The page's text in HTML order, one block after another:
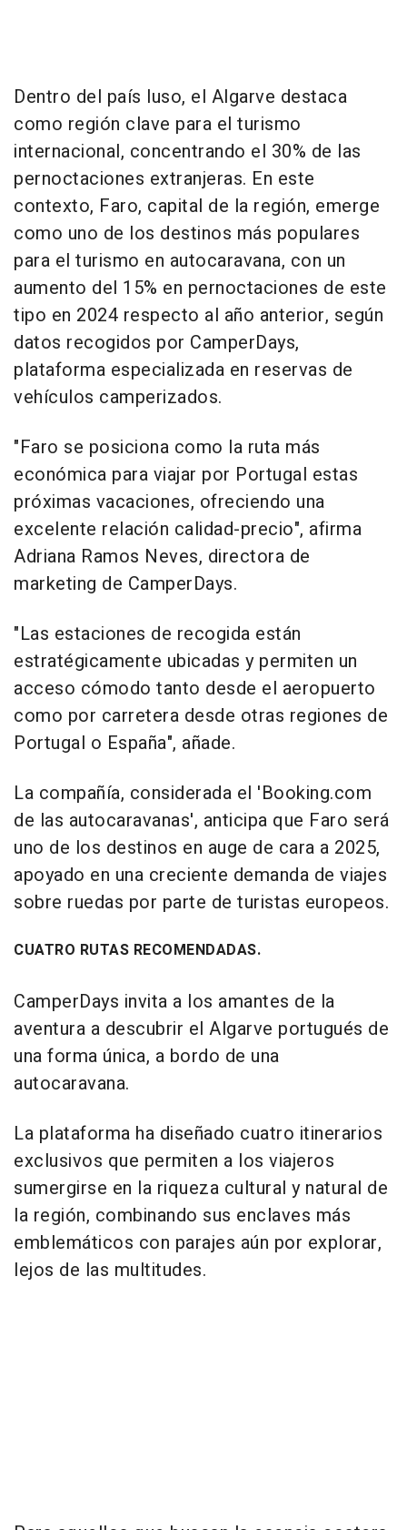
Dentro del país luso, el Algarve destaca
como región clave para el turismo
internacional, concentrando el 30% de las
pernoctaciones extranjeras. En este
contexto, Faro, capital de la región, emerge
como uno de los destinos más populares
para el turismo en autocaravana, con un
aumento del 15% en pernoctaciones de este
tipo en 2024 respecto al año anterior, según
datos recogidos por CamperDays,
plataforma especializada en reservas de
vehículos camperizados.
"Faro se posiciona como la ruta más
económica para viajar por Portugal estas
próximas vacaciones, ofreciendo una
excelente relación calidad-precio", afirma
Adriana Ramos Neves, directora de
marketing de CamperDays.
"Las estaciones de recogida están
estratégicamente ubicadas y permiten un
acceso cómodo tanto desde el aeropuerto
como por carretera desde otras regiones de
Portugal o España", añade.
La compañía, considerada el 'Booking.com
de las autocaravanas', anticipa que Faro será
uno de los destinos en auge de cara a 2025,
apoyado en una creciente demanda de viajes
sobre ruedas por parte de turistas europeos.
CUATRO RUTAS RECOMENDADAS.
CamperDays invita a los amantes de la
aventura a descubrir el Algarve portugués de
una forma única, a bordo de una
autocaravana.
La plataforma ha diseñado cuatro itinerarios
exclusivos que permiten a los viajeros
sumergirse en la riqueza cultural y natural de
la región, combinando sus enclaves más
emblemáticos con parajes aún por explorar,
lejos de las multitudes.